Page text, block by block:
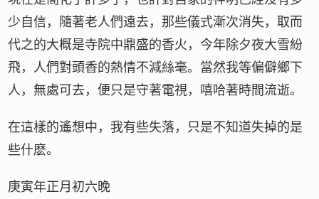
少自信，隨著老人們遠去，那些儀式漸次消失，取而
代之的大概是寺院中鼎盛的香火，今年除夕夜大雪紛
飛，人們對頭香的熱情不減絲毫。當然我等偏僻鄉下
人，無處可去，便只是守著電視，嘻哈著時間流逝。
在這樣的遙想中，我有些失落，只是不知道失掉的是
些什麽。
庚寅年正月初六晚